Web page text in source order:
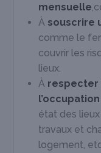
mensuelle
À souscrire
comme le
couvrir les
lieux.
À respecter
état des
travaux et
logement,